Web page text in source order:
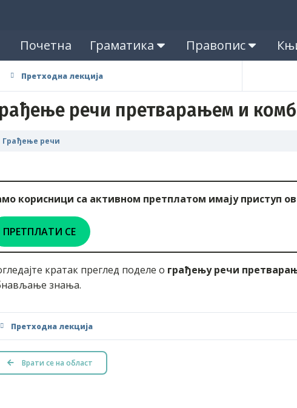
Почетна Граматика Правопис
Претходна лекција
речи претварањем и
Грађење речи
корисници са активном претплатом имају приступ
ПРЕТПЛАТИ СЕ
кратак преглед поделе о грађењу речи
знања.
Претходна лекција
Врати се на област